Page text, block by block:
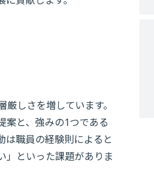
しさを増しています。
案と、強みの1つである
は職員の経験則によると
」といった課題がありま